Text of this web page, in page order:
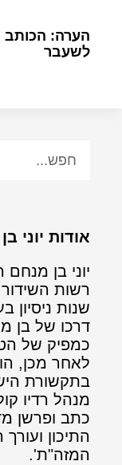
הערה: הכותב
לשעבר
אודות יוני
יוני בן מנחם
רשות
שנות ניסיון
דרכו של בן
כמפיק של
לאחר מכן,
בתקשורת
מנהל רדיו
כתב ופרשן
התיכון
המזה"ת'.